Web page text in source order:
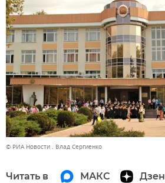
© РИА Новости . Влад Сергиенко
Читать в МАКС Дзен